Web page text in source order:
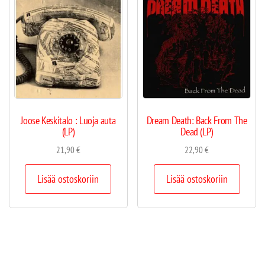
Joose Keskitalo : Luoja auta
(LP)
21,90€
Lisää ostoskoriin
Dream Death: Back From The
Dead (LP)
22,90€
Lisää ostoskoriin